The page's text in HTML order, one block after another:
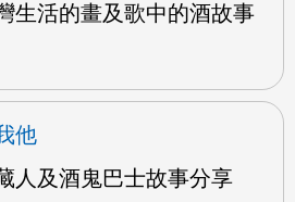
生活的畫及歌中的酒故事
他
人及酒鬼巴士故事分享